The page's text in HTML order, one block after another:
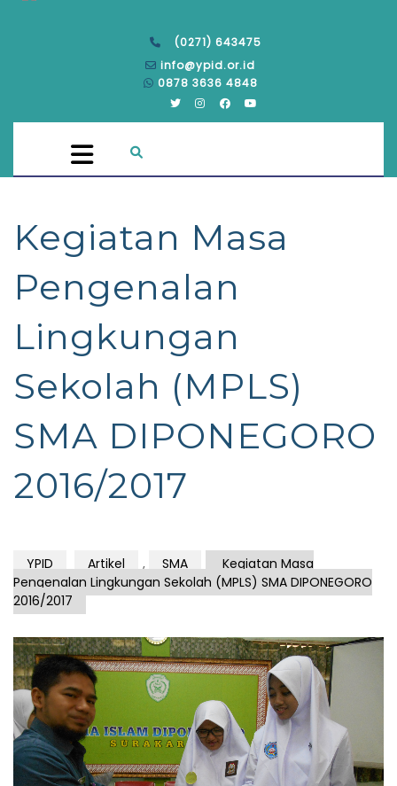
(0271) 643475
info@ypid.or.id
0878 3636 4848
Kegiatan Masa
Pengenalan
Lingkungan
Sekolah (MPLS)
SMA DIPONEGORO
2016/2017
YPID Artikel , SMA
Kegiatan Masa
Pengenalan Lingkungan Sekolah (MPLS) SMA DIPONEGORO
2016/2017